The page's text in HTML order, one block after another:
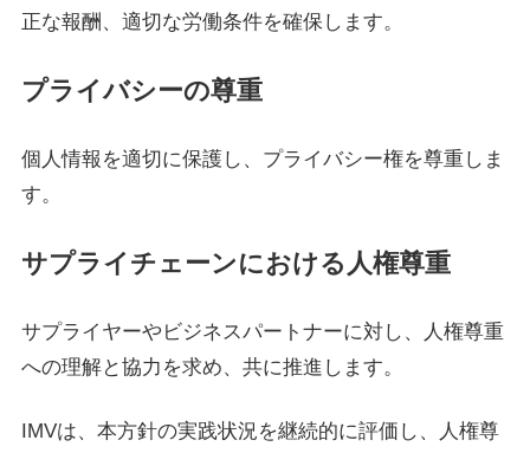
正な報酬、適切な労働条件を確保します。
プライバシーの尊重
個人情報を適切に保護し、プライバシー権を尊重しま
す。
サプライチェーンにおける人権尊重
サプライヤーやビジネスパートナーに対し、人権尊重
への理解と協力を求め、共に推進します。
IMVは、本方針の実践状況を継続的に評価し、人権尊